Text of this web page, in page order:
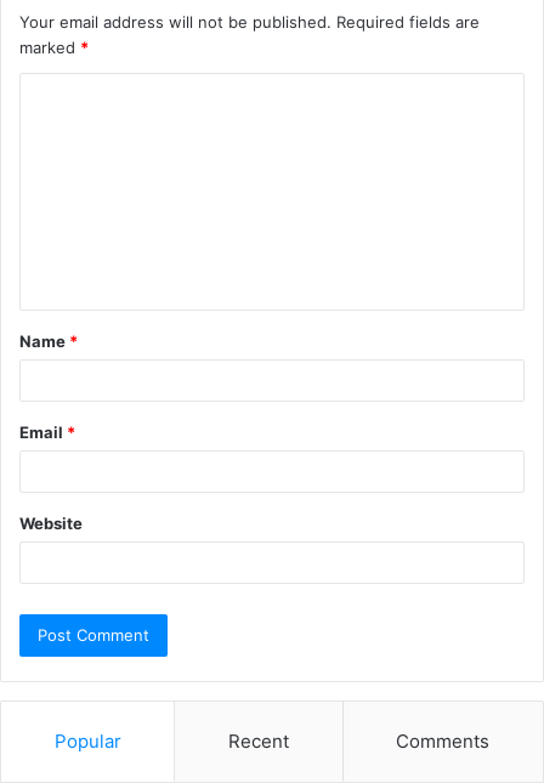
Your email address will not be published. Required fields are
marked *
Name *
Email *
Website
Popular Recent Comments